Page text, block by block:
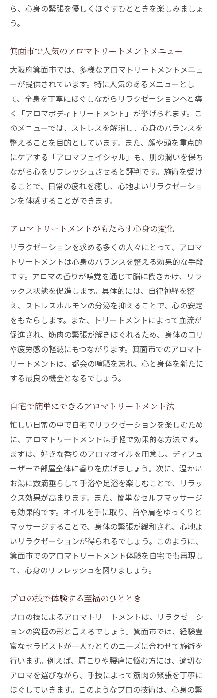
ら、心身の緊張を優しくほぐすひとときを楽しみましょ
う。
箕面市で人気のアロマトリートメントメニュー
大阪府箕面市では、多様なアロマトリートメントメニュ
ーが提供されています。特に人気のあるメニューとし
て、全身を丁寧にほぐしながらリラクゼーションへと導
く「アロマボディトリートメント」が挙げられます。こ
のメニューでは、ストレスを解消し、心身のバランスを
整えることを目的としています。また、顔や頭を重点的
にケアする「アロマフェイシャル」も、肌の潤いを保ち
ながら心をリフレッシュさせると評判です。施術を受け
ることで、日常の疲れを癒し、心地よいリラクゼーショ
ンを体感することができます。
アロマトリートメントがもたらす心身の変化
リラクゼーションを求める多くの人々にとって、アロマ
トリートメントは心身のバランスを整える効果的な手段
です。アロマの香りが嗅覚を通じて脳に働きかけ、リラ
ックス状態を促進します。具体的には、自律神経を整
え、ストレスホルモンの分泌を抑えることで、心の安定
をもたらします。また、トリートメントによって血流が
促進され、筋肉の緊張が解きほぐれるため、身体のコリ
や疲労感の軽減にもつながります。箕面市でのアロマト
リートメントは、都会の喧騒を忘れ、心と身体を新たに
する最良の機会となるでしょう。
自宅で簡単にできるアロマトリートメント法
忙しい日常の中で自宅でリラクゼーションを楽しむため
に、アロマトリートメントは手軽で効果的な方法です。
まずは、好きな香りのアロマオイルを用意し、ディフュ
ーザーで部屋全体に香りを広げましょう。次に、温かい
お湯に数滴垂らして手浴や足浴を楽しむことで、リラッ
クス効果が高まります。また、簡単なセルフマッサージ
も効果的です。オイルを手に取り、首や肩をゆっくりと
マッサージすることで、身体の緊張が緩和され、心地よ
いリラクゼーションが得られるでしょう。このように、
箕面市でのアロマトリートメント体験を自宅でも再現し
て、心身のリフレッシュを図りましょう。
プロの技で体験する至福のひととき
プロの技によるアロマトリートメントは、リラクゼーシ
ョンの究極の形と言えるでしょう。箕面市では、経験豊
富なセラピストが一人ひとりのニーズに合わせて施術を
行います。例えば、肩こりや腰痛に悩む方には、適切な
アロマを選びながら、手技によって筋肉の緊張を丁寧に
ほぐしていきます。このようなプロの技術は、心身の緊